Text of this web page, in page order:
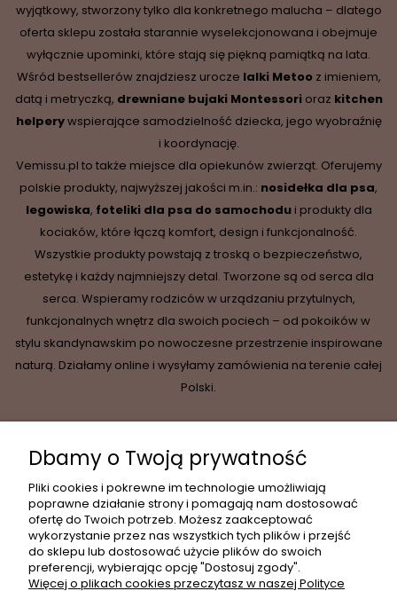
wyjątkowy, stworzony tylko dla konkretnego malucha – dlatego
oferta sklepu została starannie wyselekcjonowana i obejmuje
wyłącznie upominki, które stają się piękną pamiątką na lata.
Wśród bestsellerów znajdziesz urocze lalki Metoo z imieniem,
datą i metryczką, drewniane bujaki Montessorioraz kitchen
helperywspierające samodzielność dziecka, jego wyobraźnię
i koordynację.
Vemissu.pl to także miejsce dla opiekunów zwierząt. Oferujemy
polskie produkty, najwyższej jakości m.in.: nosidełka dla psa,
legowiska, foteliki dla psa do samochodui produkty dla
kociaków, które łączą komfort, design i funkcjonalność.
Wszystkie produkty powstają z troską o bezpieczeństwo,
estetykę i każdy najmniejszy detal. Tworzone są od serca dla
serca. Wspieramy rodziców w urządzaniu przytulnych,
funkcjonalnych wnętrz dla swoich pociech – od pokoików w
stylu skandynawskim po nowoczesne przestrzenie inspirowane
naturą. Działamy online i wysyłamy zamówienia na terenie całej
Polski.
INFORMACJE
MOJE KONTO
Dbamy o Twoją prywatność
Pliki cookies i pokrewne im technologie umożliwiają
poprawne działanie strony i pomagają nam dostosować
ofertę do Twoich potrzeb. Możesz zaakceptować
wykorzystanie przez nas wszystkich tych plików i przejść
do sklepu lub dostosować użycie plików do swoich
preferencji, wybierając opcję "Dostosuj zgody".
Więcej o plikach cookies przeczytasz w naszej Polityce